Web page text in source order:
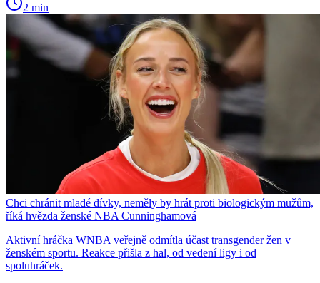
2 min
Chci chránit mladé dívky, neměly by hrát proti biologickým mužům,
říká hvězda ženské NBA Cunninghamová
Aktivní hráčka WNBA veřejně odmítla účast transgender žen v
ženském sportu. Reakce přišla z hal, od vedení ligy i od
spoluhráček.